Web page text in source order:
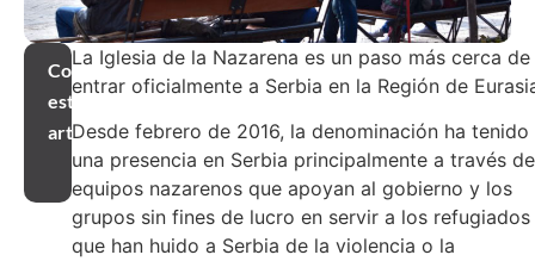
Compartir
este
artículo
La Iglesia de la Nazarena es un paso más cerca de
entrar oficialmente a Serbia en la Región de
Desde febrero de 2016, la denominación ha tenido
una presencia en Serbia principalmente a través de
equipos nazarenos que apoyan al gobierno y los
grupos sin fines de lucro en servir a los refugiados
que han huido a Serbia de la violencia o la